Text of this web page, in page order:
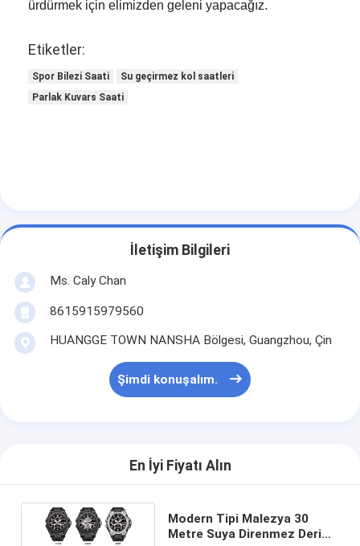
ürdürmek için elimizden geleni yapacağız.
Etiketler:
Spor Bilezi Saati
Su geçirmez kol saatleri
Parlak Kuvars Saati
İletişim Bilgileri
Ms. Caly Chan
8615915979560
HUANGGE TOWN NANSHA Bölgesi, Guangzhou, Çin
Şimdi konuşalım.
En İyi Fiyatı Alın
Modern Tipi Malezya 30
Metre Suya Direnmez Deri